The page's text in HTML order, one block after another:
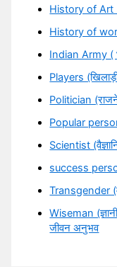
History of Art
History of
Indian Army (
Players
Politician
Popular
Scientist
success
Transgender
Wiseman
जीवन अनुभव